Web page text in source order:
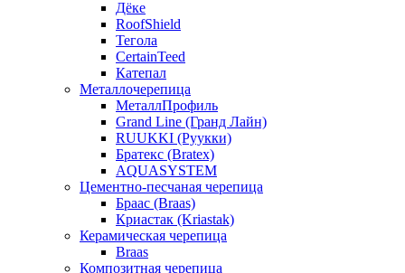
Дёке
RoofShield
Тегола
CertainTeed
Катепал
Металлочерепица
МеталлПрофиль
Grand Line (Гранд Лайн)
RUUKKI (Руукки)
Братекс (Bratex)
AQUASYSTEM
Цементно-песчаная черепица
Браас (Braas)
Криастак (Kriastak)
Керамическая черепица
Braas
Композитная черепица